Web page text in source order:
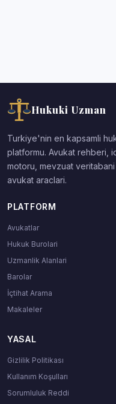
Hukuki Uzman
Turkiye'nin en kapsamli
platformu. Avukat rehberi,
motoru, mevzuat
avukat araclari.
PLATFORM
Avukatlar
Hukuk Burolari
Uzmanlik Alanlari
Barolar
İçtihat Arama
Makaleler
YASAL
Gizlilik Politikası
Kullanım Koşulları
Sorumluluk Reddi